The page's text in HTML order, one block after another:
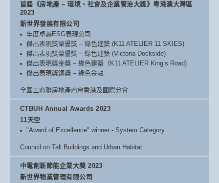
首屆《房地產 – 環境、社會及企業管治大奬》粵港澳大灣區
2023
新世界發展有限公司
年度卓越ESG表現公司
傑出表現獎榮譽獎 – 綠色建築 (K11 ATELIER 11 SKIES)
傑出表現獎榮譽獎 – 綠色建築 (Victoria Dockside)
傑出表現獎金獎 – 綠色建築（K11 ATELIER King’s Road)
傑出表現獎銅獎 – 綠色金融
全國工商聯房地產商會香港及國際分會
CTBUH Annual Awards 2023
11天空
"Award of Excellence" winner - System Category
Council on Tall Buildings and Urban Habitat
中電創新節能企業大獎 2023
新世界物業管理有限公司